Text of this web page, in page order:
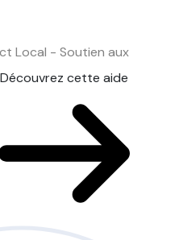
Local - Soutien aux
Découvrez cette aide